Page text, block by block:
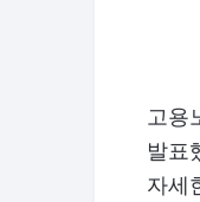
고용
발표
자세